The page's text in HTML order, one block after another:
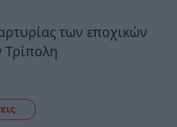
των εποχικών